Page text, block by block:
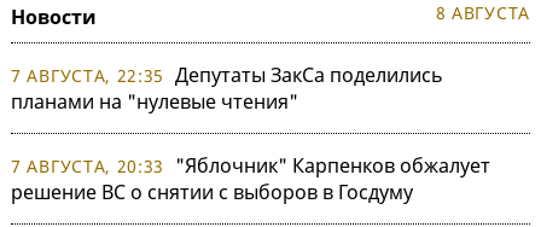
Новости 8 АВГУСТА
7 АВГУСТА, 22:35 Депутаты ЗакСа поделились
планами на "нулевые чтения"
7 АВГУСТА, 20:33
"Яблочник" Карпенков обжалует
решение ВС о снятии с выборов в Госдуму